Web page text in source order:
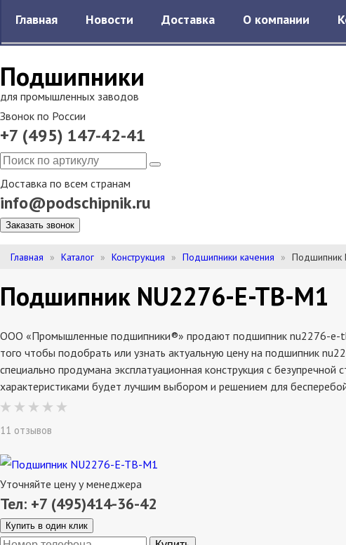
Подшипники
для промышленных заводов
Звонок по России
+7 (495) 147-42-41
Доставка по всем странам
info@podschipnik.ru
Заказать звонок
Главная Новости Доставка О компании
Главная Каталог Конструкция Подшипники качения Подшипник
Подшипник NU2276-E-TB-M1
ООО «Промышленные подшипники®» продают подшипник nu2276-e-
того чтобы подобрать или узнать актуальную цену на подшипник
специально продумана эксплатуационная конструкция с
характеристиками будет лучшим выбором и решением для
11 отзывов
Уточняйте цену у менеджера
Тел: +7 (495)414-36-42
Купить в один клик